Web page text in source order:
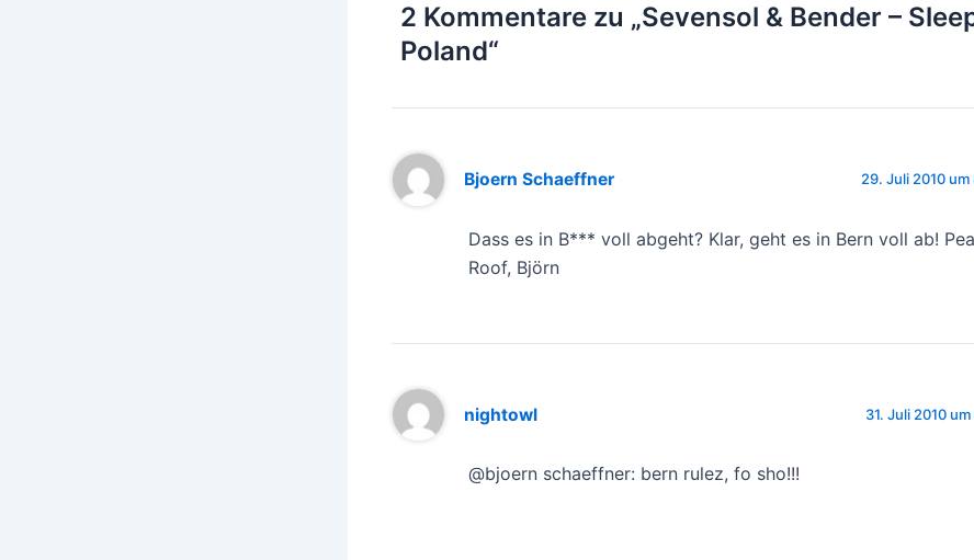
2 Kommentare zu „Sevensol & Bender –
Poland“
Bjoern Schaeffner 29. Juli 2010
Dass es in B*** voll abgeht? Klar, geht es in Bern voll ab!
Roof, Björn
nightowl 31. Juli 2010
@bjoern schaeffner: bern rulez, fo sho!!!